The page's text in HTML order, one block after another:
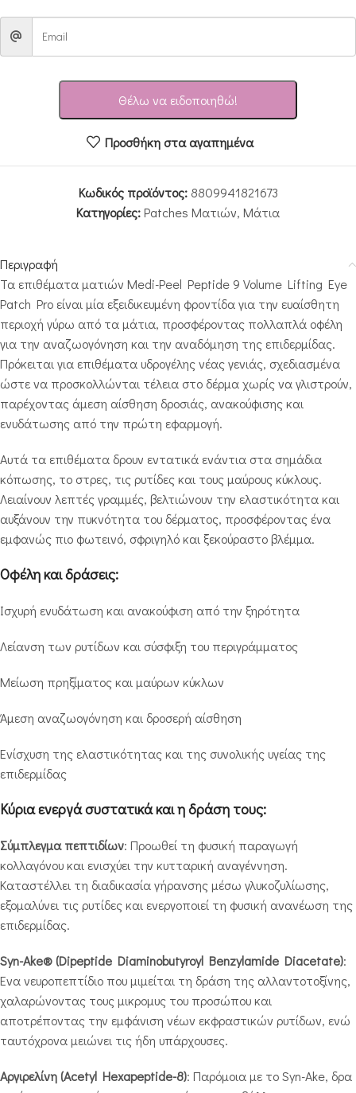
Θέλω να ειδοποιηθώ!
Προσθήκη στα αγαπημένα
Κωδικός προϊόντος: 8809941821673
Κατηγορίες:Patches Ματιών, Μάτια
Περιγραφή
Τα επιθέματα ματιών Medi-Peel Peptide 9 Volume Lifting Eye
Patch Pro είναι μία εξειδικευμένη φροντίδα για την ευαίσθητη
περιοχή γύρω από τα μάτια, προσφέροντας πολλαπλά οφέλη
για την αναζωογόνηση και την αναδόμηση της επιδερμίδας.
Πρόκειται για επιθέματα υδρογέλης νέας γενιάς, σχεδιασμένα
ώστε να προσκολλώνται τέλεια στο δέρμα χωρίς να γλιστρούν,
παρέχοντας άμεση αίσθηση δροσιάς, ανακούφισης και
ενυδάτωσης από την πρώτη εφαρμογή.
Αυτά τα επιθέματα δρουν εντατικά ενάντια στα σημάδια
κόπωσης, το στρες, τις ρυτίδες και τους μαύρους κύκλους.
Λειαίνουν λεπτές γραμμές, βελτιώνουν την ελαστικότητα και
αυξάνουν την πυκνότητα του δέρματος, προσφέροντας ένα
εμφανώς πιο φωτεινό, σφριγηλό και ξεκούραστο βλέμμα.
Οφέλη και δράσεις:
Ισχυρή ενυδάτωση και ανακούφιση από την ξηρότητα
Λείανση των ρυτίδων και σύσφιξη του περιγράμματος
Μείωση πρηξίματος και μαύρων κύκλων
Άμεση αναζωογόνηση και δροσερή αίσθηση
Ενίσχυση της ελαστικότητας και της συνολικής υγείας της
επιδερμίδας
Κύρια ενεργά συστατικά και η δράση τους:
Σύμπλεγμα πεπτιδίων: Προωθεί τη φυσική παραγωγή
κολλαγόνου και ενισχύει την κυτταρική αναγέννηση.
Καταστέλλει τη διαδικασία γήρανσης μέσω γλυκοζυλίωσης,
εξομαλύνει τις ρυτίδες και ενεργοποιεί τη φυσική ανανέωση της
επιδερμίδας.
Syn-Ake® (Dipeptide Diaminobutyroyl Benzylamide Diacetate):
Ένα νευροπεπτίδιο που μιμείται τη δράση της αλλαντοτοξίνης,
χαλαρώνοντας τους μικρομυς του προσώπου και
αποτρέποντας την εμφάνιση νέων εκφραστικών ρυτίδων, ενώ
ταυτόχρονα μειώνει τις ήδη υπάρχουσες.
Αργιρελίνη (Acetyl Hexapeptide-8): Παρόμοια με το Syn-Ake, δρα